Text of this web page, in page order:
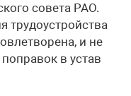
совета РАО.
трудоустройства
и не
в устав